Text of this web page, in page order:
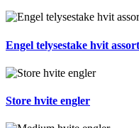
Engel telysestake hvit
Store hvite engler